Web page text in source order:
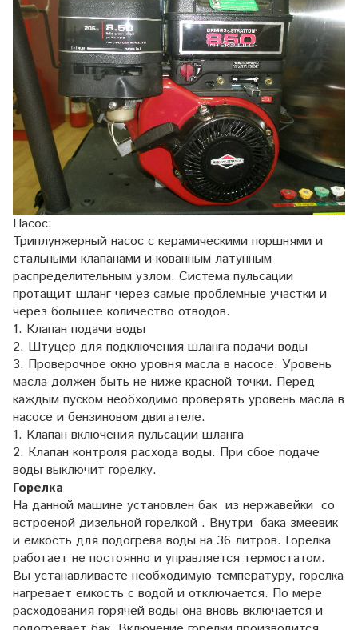
Насос:
Триплунжерный насос с керамическими поршнями и
стальными клапанами и кованным латунным
распределительным узлом. Система пульсации
протащит шланг через самые проблемные участки и
через большее количество отводов.
1. Клапан подачи воды
2. Штуцер для подключения шланга подачи воды
3. Проверочное окно уровня масла в насосе. Уровень
масла должен быть не ниже красной точки. Перед
каждым пуском необходимо проверять уровень масла в
насосе и бензиновом двигателе.
1. Клапан включения пульсации шланга
2. Клапан контроля расхода воды. При сбое подаче
воды выключит горелку.
Горелка
На данной машине установлен бак из нержавейки со
встроеной дизельной горелкой . Внутри бака змеевик
и емкость для подогрева воды на 36 литров. Горелка
работает не постоянно и управляется термостатом.
Вы устанавливаете необходимую температуру, горелка
нагревает емкость с водой и отключается. По мере
расходования горячей воды она вновь включается и